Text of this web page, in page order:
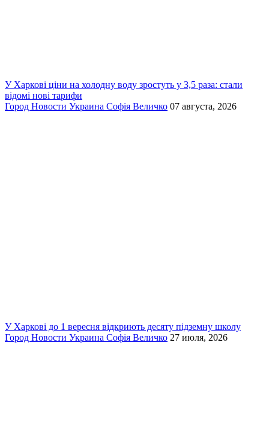
У Харкові ціни на холодну воду зростуть у 3,5 раза: стали
відомі нові тарифи
Город Новости Украина Софія Величко 07 августа, 2026
У Харкові до 1 вересня відкриють десяту підземну школу
Город Новости Украина Софія Величко 27 июля, 2026